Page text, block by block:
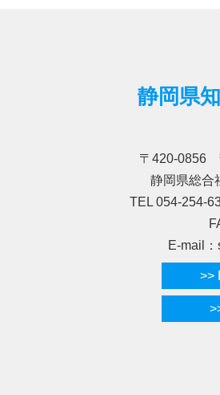
静岡県
〒420-0856
静岡県総合
TEL 054-254-
E-mail
>>